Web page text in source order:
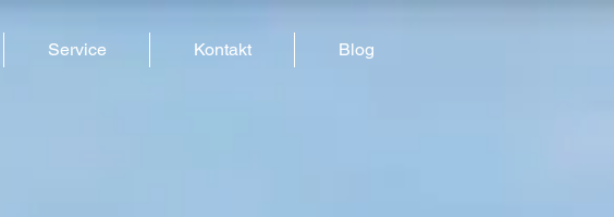
Service Kontakt Blog